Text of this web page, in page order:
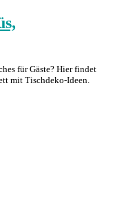
für Gäste? Hier findet
mit Tischdeko-Ideen.